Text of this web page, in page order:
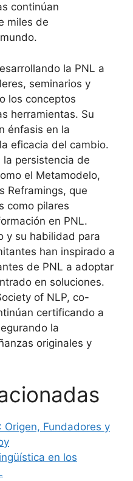
continúan
miles de
la PNL a
seminarios y
los conceptos
herramientas. Su
énfasis en la
eficacia del cambio.
la persistencia de
el Metamodelo,
Reframings, que
como pilares
en PNL.
y su habilidad para
han inspirado a
de PNL a adoptar
en soluciones.
of NLP, co-
certificando a
la
originales y
Origen, Fundadores y
en los